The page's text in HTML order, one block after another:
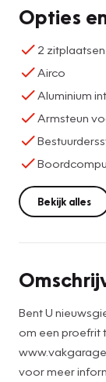
Opties
2
Airco
Aluminium
Armsteun
Bekijk alles
Bent U
om een proefrit
www.vakgaragevdlinden.nl voor
voor meer